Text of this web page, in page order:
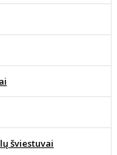
šviestuvai